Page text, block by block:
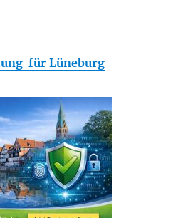
für Lüneburg